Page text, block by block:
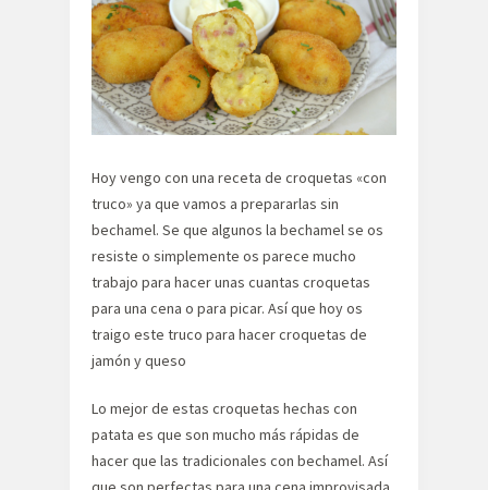
Hoy vengo con una receta de croquetas «con
truco» ya que vamos a prepararlas sin
bechamel. Se que algunos la bechamel se os
resiste o simplemente os parece mucho
trabajo para hacer unas cuantas croquetas
para una cena o para picar. Así que hoy os
traigo este truco para hacer croquetas de
jamón y queso
Lo mejor de estas croquetas hechas con
patata es que son mucho más rápidas de
hacer que las tradicionales con bechamel. Así